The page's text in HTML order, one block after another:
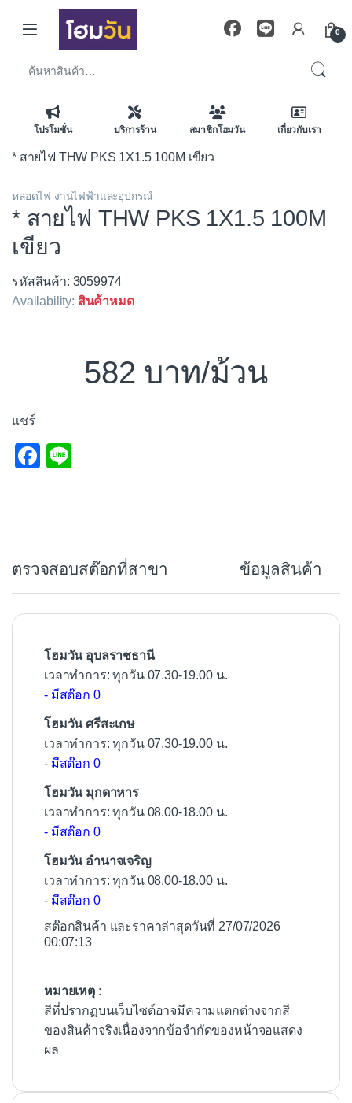
Skip to navigation
Skip to content
0
โปรโมชั่น บริการร้าน สมาชิกโฮมวัน เกี่ยวกับเรา
* สายไฟ THW PKS 1X1.5 100M เขียว
หลอดไฟ งานไฟฟ้าและอุปกรณ์
* สายไฟ THW PKS 1X1.5 100M
เขียว
รหัสสินค้า: 3059974
Availability: สินค้าหมด
582 /ม้วน
แชร์
F
o
o
ตรวจสอบสต๊อกที่สาขา ข้อมูลสินค้า
โฮมวัน อุบลราชธานี
เวลาทำการ: ทุกวัน 07.30-19.00 น.
- มีสต๊อก 0
โฮมวัน ศรีสะเกษ
เวลาทำการ: ทุกวัน 07.30-19.00 น.
- มีสต๊อก 0
โฮมวัน มุกดาหาร
เวลาทำการ: ทุกวัน 08.00-18.00 น.
- มีสต๊อก 0
โฮมวัน อำนาจเจริญ
เวลาทำการ: ทุกวัน 08.00-18.00 น.
- มีสต๊อก 0
สต๊อกสินค้า และราคาล่าสุดวันที่ 27/07/2026
00:07:13
หมายเหตุ :
สีที่ปรากฏบนเว็บไซต์อาจมีความแตกต่างจากสี
ของสินค้าจริงเนื่องจากข้อจำกัดของหน้าจอแสดง
ผล